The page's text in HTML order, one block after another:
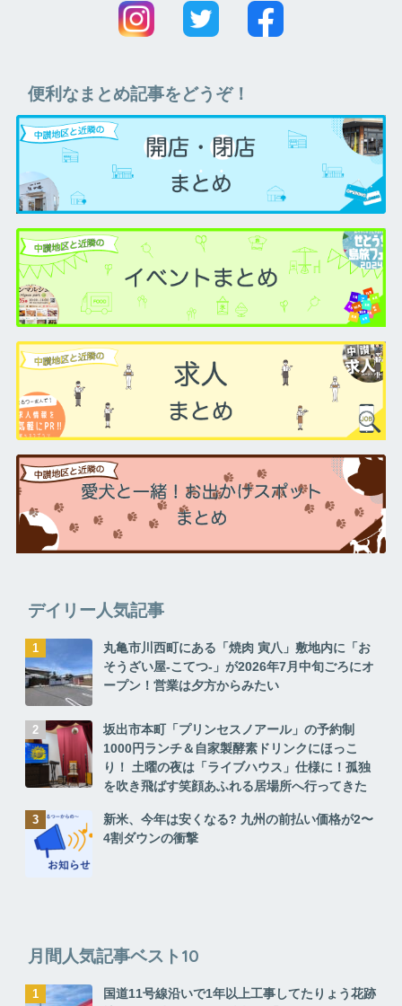
便利なまとめ記事をどうぞ！
デイリー人気記事
丸亀市川西町にある「焼肉 寅八」敷地内に「お
そうざい屋-こてつ-」が2026年7月中旬ごろにオ
ープン！営業は夕方からみたい
坂出市本町「プリンセスノアール」の予約制
1000円ランチ＆自家製酵素ドリンクにほっこ
り！ 土曜の夜は「ライブハウス」仕様に！孤独
を吹き飛ばす笑顔あふれる居場所へ行ってきた
新米、今年は安くなる? 九州の前払い価格が2〜
4割ダウンの衝撃
月間人気記事ベスト10
国道11号線沿いで1年以上工事してたりょう花跡